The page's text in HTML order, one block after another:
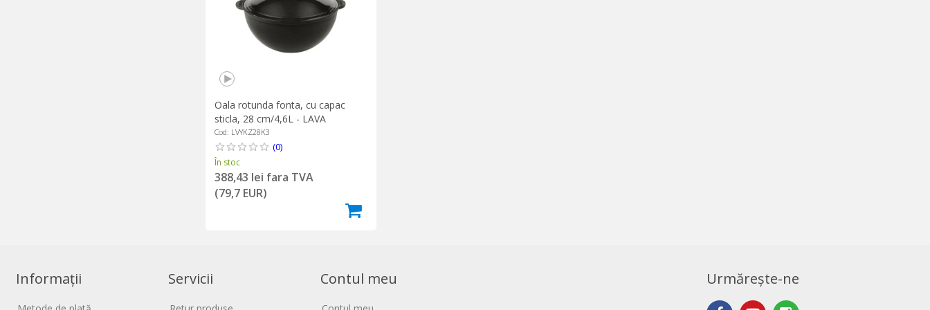
Oala rotunda fonta, cu capac
sticla, 28 cm/4,6L - LAVA
Cod: LVYKZ28K3
(0)
În stoc
388,43 lei fara TVA
(79,7 EUR)
Informații Servicii Contul meu Urmărește-ne